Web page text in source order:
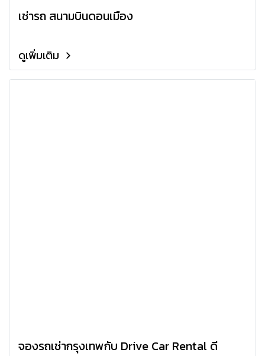
เช่ารถ สนามบินดอนเมือง
ดูเพิ่มเติม
จองรถเช่ากรุงเทพกับ Drive Car Rental ดี